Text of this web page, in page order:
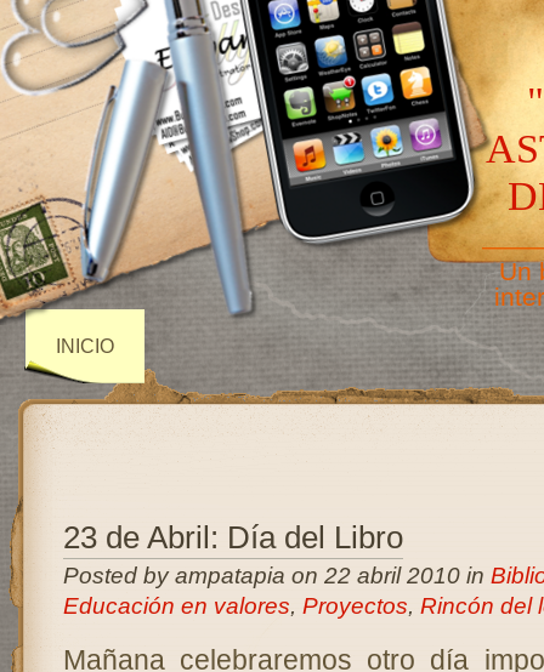
Un
INICIO
23 de Abril: Día del Libro
Posted by ampatapia on 22 abril 2010 in
Educación en valores, Proyectos, Rincón del
Mañana celebraremos otro día